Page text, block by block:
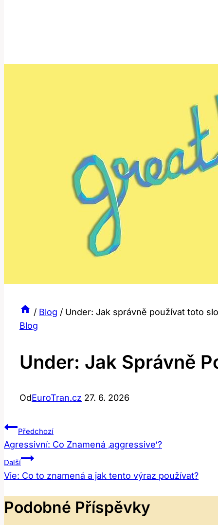
/ Blog / Under: Jak správně používat toto
Blog
Under: Jak Správně
OdEuroTran.cz 27. 6. 2026
Navigace
Pro
Příspěvek
Předchozí
Agressivní: Co Znamená ‚aggressive‘?
Další
Vie: Co to znamená a jak tento výraz používat?
Podobné Příspěvky